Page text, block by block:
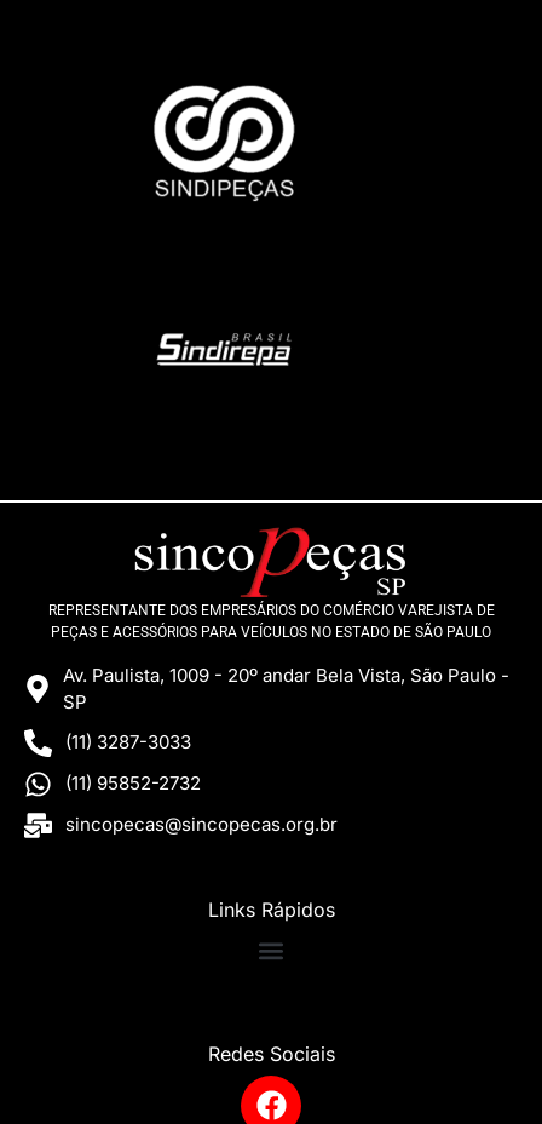
REPRESENTANTE DOS EMPRESÁRIOS DO COMÉRCIO VAREJISTA DE
PEÇAS E ACESSÓRIOS PARA VEÍCULOS NO ESTADO DE SÃO PAULO
Av. Paulista, 1009 - 20º andar Bela Vista, São Paulo -
SP
(11) 3287-3033
(11) 95852-2732
sincopecas@sincopecas.org.br
Links Rápidos
Redes Sociais